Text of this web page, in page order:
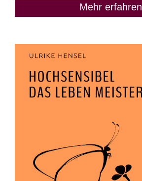
Mehr erfahren